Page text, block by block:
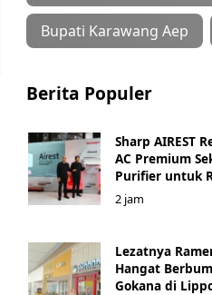
Bupati Karawang Aep
Berita Populer
Sharp AIREST
AC Premium
Purifier untuk
2 jam
Lezatnya
Hangat
Gokana di